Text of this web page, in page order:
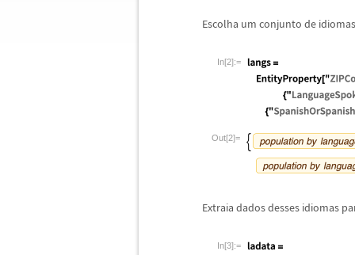
Escolha um conjunto de
In[2]:=
Out[2]=
Extraia dados desses idiomas
In[3]:=